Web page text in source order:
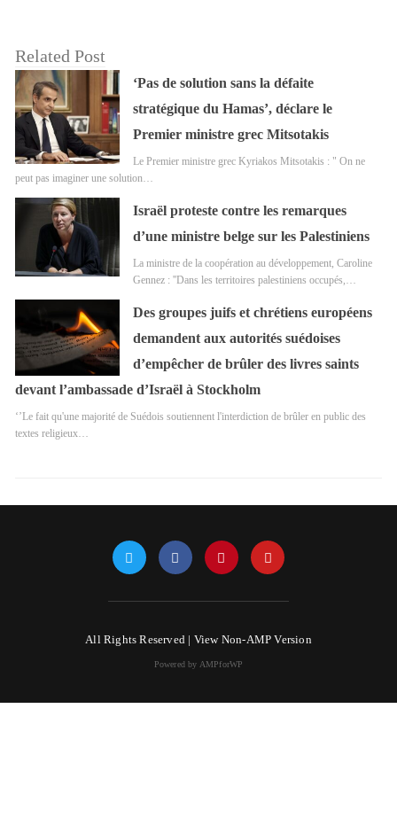
Related Post
‘Pas de solution sans la défaite
stratégique du Hamas’, déclare le
Premier ministre grec Mitsotakis
Le Premier ministre grec Kyriakos Mitsotakis : " On ne
peut pas imaginer une solution…
Israël proteste contre les remarques
d’une ministre belge sur les Palestiniens
La ministre de la coopération au développement, Caroline
Gennez : ''Dans les territoires palestiniens occupés,…
Des groupes juifs et chrétiens européens
demandent aux autorités suédoises
d’empêcher de brûler des livres saints
devant l’ambassade d’Israël à Stockholm
‘’Le fait qu'une majorité de Suédois soutiennent l'interdiction de brûler en public des
textes religieux…
All Rights Reserved | View Non-AMP Version
Powered by AMPforWP